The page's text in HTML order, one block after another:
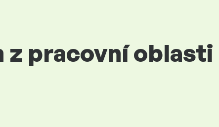
z pracovní